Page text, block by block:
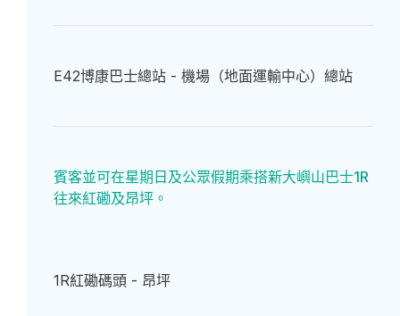
E42博康巴士總站 - 機場（地面運輸中心）總站
賓客並可在星期日及公眾假期乘搭新大嶼山巴士1R
往來紅磡及昂坪。
1R紅磡碼頭 - 昂坪